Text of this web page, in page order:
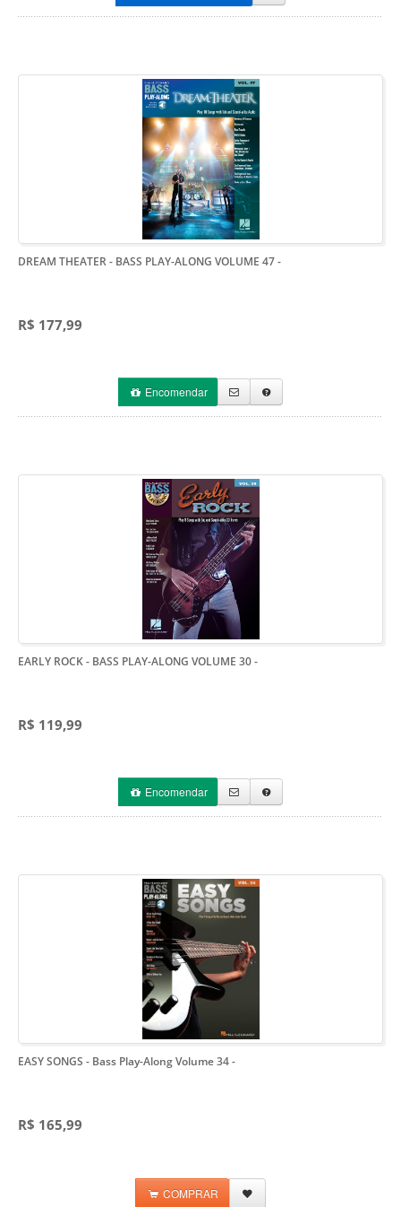
DREAM THEATER - BASS PLAY-ALONG VOLUME 47-
R$ 177,99
Encomendar
EARLY ROCK - BASS PLAY-ALONG VOLUME 30-
R$ 119,99
Encomendar
EASY SONGS - Bass Play-Along Volume 34-
R$ 165,99
COMPRAR